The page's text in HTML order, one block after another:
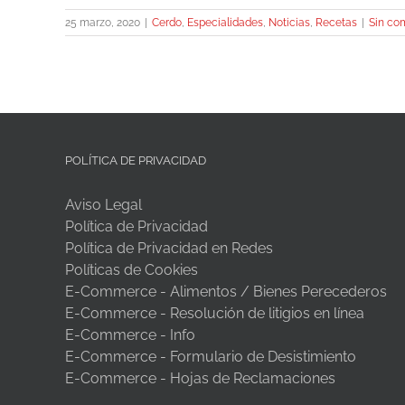
25 marzo, 2020 Cerdo, Especialidades, Noticias, Recetas Sin
POLÍTICA DE PRIVACIDAD
Aviso Legal
Política de Privacidad
Política de Privacidad en Redes
Políticas de Cookies
E-Commerce - Alimentos / Bienes Perecederos
E-Commerce - Resolución de litigios en línea
E-Commerce - Info
E-Commerce - Formulario de Desistimiento
E-Commerce - Hojas de Reclamaciones